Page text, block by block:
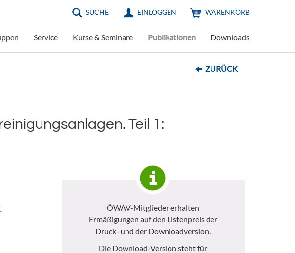
SUCHE EINLOGGEN WARENKORB
Service Kurse & Seminare Publikationen Downloads
ZURÜCK
Teil 1:
ÖWAV-Mitglieder erhalten
Ermäßigungen auf den Listenpreis der
Druck- und der Downloadversion.
Die Download-Version steht für